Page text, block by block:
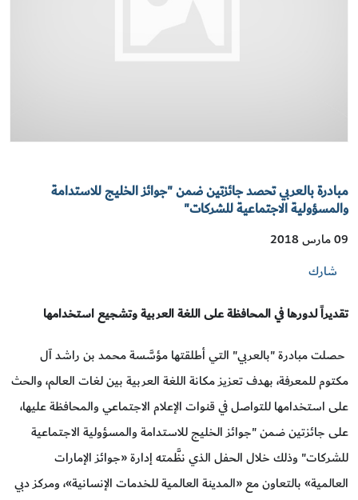
مبادرة بالعربي تحصد جائزتين ضمن "جوائز الخليج للاستدامة
والمسؤولية الاجتماعية للشركات"
09 مارس 2018
شارك
تقديراً لدورها في المحافظة على اللغة العربية وتشجيع استخدامها
حصلت مبادرة "بالعربي" التي أطلقتها مؤسَّسة محمد بن راشد آل
مكتوم للمعرفة، بهدف تعزيز مكانة اللغة العربية بين لغات العالم، والحث
على استخدامها للتواصل في قنوات الإعلام الاجتماعي والمحافظة عليها،
على جائزتين ضمن "جوائز الخليج للاستدامة والمسؤولية الاجتماعية
للشركات" وذلك خلال الحفل الذي نظَّمته إدارة «جوائز الإمارات
العالمية» بالتعاون مع «المدينة العالمية للخدمات الإنسانية»، ومركز دبي